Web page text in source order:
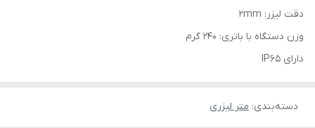
دقت لیزر: 2mm
وزن دستگاه با باتری: 240 گرم
دارای IP65
دسته‌بندی: متر لیزری